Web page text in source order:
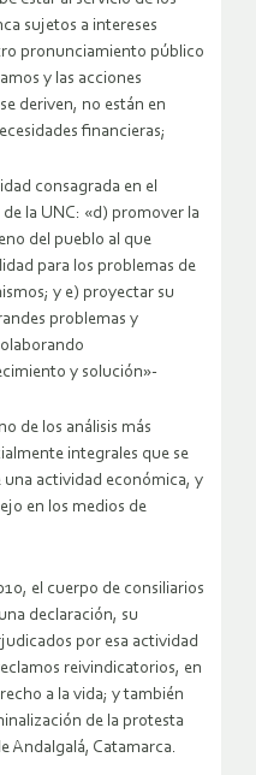
sujetos a intereses
pronunciamiento público
y las acciones
deriven, no están en
financieras;
consagrada en el
la UNC: «d) promover la
del pueblo al que
para los problemas de
y e) proyectar su
problemas y
y solución»-
de los análisis más
integrales que se
una actividad económica, y
en los medios de
el cuerpo de consiliarios
declaración, su
por esa actividad
reivindicatorios, en
a la vida; y también
de la protesta
Andalgalá, Catamarca.